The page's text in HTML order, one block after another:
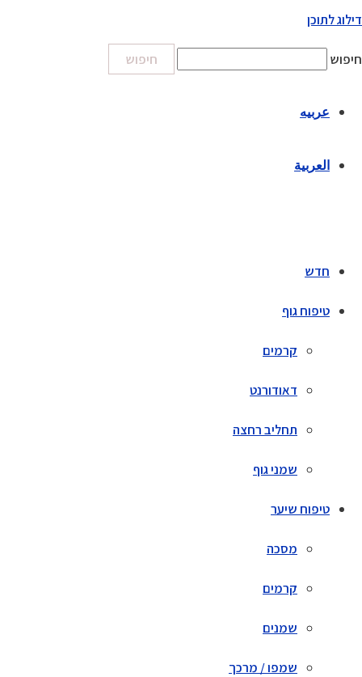
דילוג לתוכן
חיפוש חיפוש
عربيه
العربية
חדש
טיפוח גוף
קרמים
דאודורנט
תחליב רחצה
שמני גוף
טיפוח שיער
מסכה
קרמים
שמנים
שמפו / מרכך